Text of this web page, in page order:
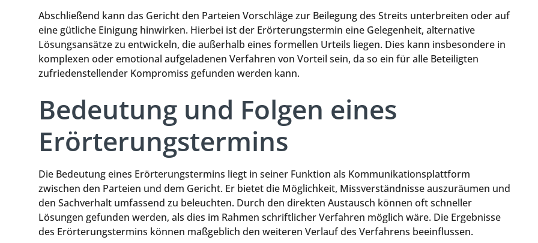
Abschließend kann das Gericht den Parteien Vorschläge zur Beilegung des Streits unterbreiten oder auf
eine gütliche Einigung hinwirken. Hierbei ist der Erörterungstermin eine Gelegenheit, alternative
Lösungsansätze zu entwickeln, die außerhalb eines formellen Urteils liegen. Dies kann insbesondere in
komplexen oder emotional aufgeladenen Verfahren von Vorteil sein, da so ein für alle Beteiligten
zufriedenstellender Kompromiss gefunden werden kann.
Bedeutung und Folgen eines
Erörterungstermins
Die Bedeutung eines Erörterungstermins liegt in seiner Funktion als Kommunikationsplattform
zwischen den Parteien und dem Gericht. Er bietet die Möglichkeit, Missverständnisse auszuräumen und
den Sachverhalt umfassend zu beleuchten. Durch den direkten Austausch können oft schneller
Lösungen gefunden werden, als dies im Rahmen schriftlicher Verfahren möglich wäre. Die Ergebnisse
des Erörterungstermins können maßgeblich den weiteren Verlauf des Verfahrens beeinflussen.